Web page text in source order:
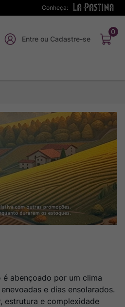
Conheça:
0
abençoado por um clima
e dias ensolarados.
estrutura e complexidade